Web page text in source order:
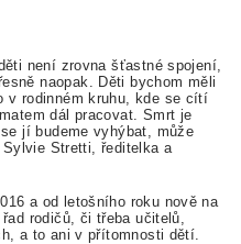
není zrovna šťastné spojení,
naopak. Děti bychom měli
v rodinném kruhu, kde se cítí
dál pracovat. Smrt je
jí budeme vyhýbat, může
Stretti, ředitelka a
a od letošního roku nově na
rodičů, či třeba učitelů,
a to ani v přítomnosti dětí.